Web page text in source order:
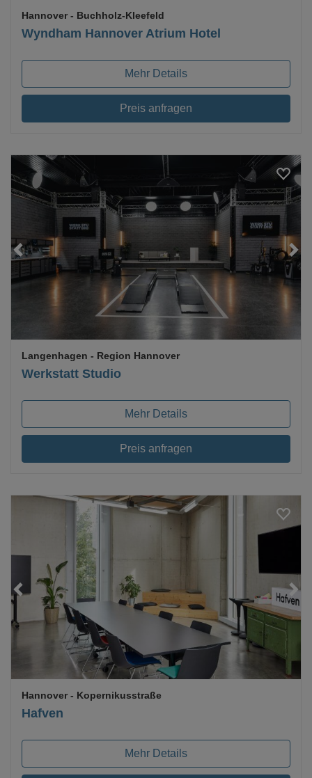
Wyndham Hannover Atrium Hotel
Hannover - Buchholz-Kleefeld
Mehr Details
Preis anfragen
Werkstatt Studio
Langenhagen - Region Hannover
Mehr Details
Preis anfragen
Hafven
Hannover - Kopernikusstraße
Mehr Details